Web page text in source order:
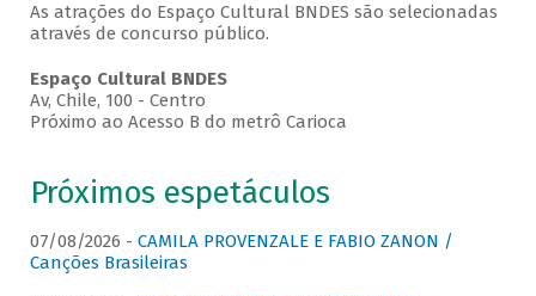
As atrações do Espaço Cultural BNDES são selecionadas
através de concurso público.
Espaço Cultural BNDES
Av, Chile, 100 - Centro
Próximo ao Acesso B do metrô Carioca
Próximos espetáculos
07/08/2026 - CAMILA PROVENZALE E FABIO ZANON /
Canções Brasileiras